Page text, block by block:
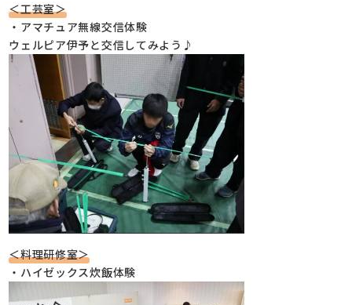
＜工芸室＞
・アマチュア無線交信体験
ウェルピア伊予と交信してみよう♪
＜料理研修室＞
・ハイゼックス炊飯体験